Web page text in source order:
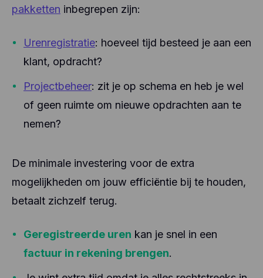
pakketten inbegrepen zijn:
Urenregistratie: hoeveel tijd besteed je aan een
klant, opdracht?
Projectbeheer: zit je op schema en heb je wel
of geen ruimte om nieuwe opdrachten aan te
nemen?
De minimale investering voor de extra
mogelijkheden om jouw efficiëntie bij te houden,
betaalt zichzelf terug.
Geregistreerde uren kan je snel in een
factuur in rekening brengen.